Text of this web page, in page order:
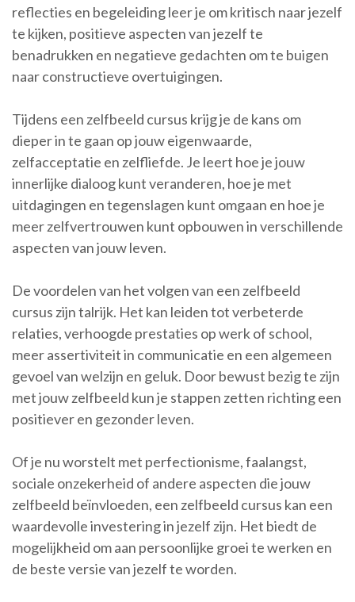
reflecties en begeleiding leer je om kritisch naar jezelf
te kijken, positieve aspecten van jezelf te
benadrukken en negatieve gedachten om te buigen
naar constructieve overtuigingen.
Tijdens een zelfbeeld cursus krijg je de kans om
dieper in te gaan op jouw eigenwaarde,
zelfacceptatie en zelfliefde. Je leert hoe je jouw
innerlijke dialoog kunt veranderen, hoe je met
uitdagingen en tegenslagen kunt omgaan en hoe je
meer zelfvertrouwen kunt opbouwen in verschillende
aspecten van jouw leven.
De voordelen van het volgen van een zelfbeeld
cursus zijn talrijk. Het kan leiden tot verbeterde
relaties, verhoogde prestaties op werk of school,
meer assertiviteit in communicatie en een algemeen
gevoel van welzijn en geluk. Door bewust bezig te zijn
met jouw zelfbeeld kun je stappen zetten richting een
positiever en gezonder leven.
Of je nu worstelt met perfectionisme, faalangst,
sociale onzekerheid of andere aspecten die jouw
zelfbeeld beïnvloeden, een zelfbeeld cursus kan een
waardevolle investering in jezelf zijn. Het biedt de
mogelijkheid om aan persoonlijke groei te werken en
de beste versie van jezelf te worden.